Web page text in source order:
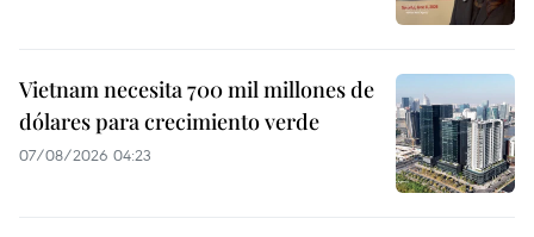
Vietnam necesita 700 mil millones de
dólares para crecimiento verde
07/08/2026 04:23